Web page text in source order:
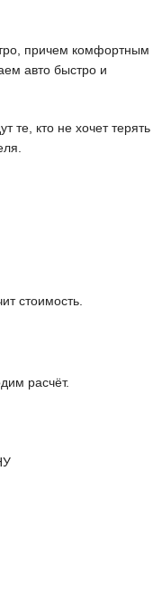
причем комфортным
авто быстро и
те, кто не хочет терять
стоимость.
расчёт.